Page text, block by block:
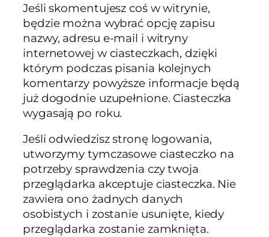
Jeśli skomentujesz coś w witrynie,
będzie można wybrać opcję zapisu
nazwy, adresu e-mail i witryny
internetowej w ciasteczkach, dzięki
którym podczas pisania kolejnych
komentarzy powyższe informacje będą
już dogodnie uzupełnione. Ciasteczka
wygasają po roku.
Jeśli odwiedzisz stronę logowania,
utworzymy tymczasowe ciasteczko na
potrzeby sprawdzenia czy twoja
przeglądarka akceptuje ciasteczka. Nie
zawiera ono żadnych danych
osobistych i zostanie usunięte, kiedy
przeglądarka zostanie zamknięta.